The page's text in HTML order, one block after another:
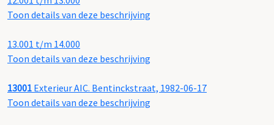
Toon details van deze beschrijving
13.001 t/m 14.000
Toon details van deze beschrijving
13001 Exterieur AIC. Bentinckstraat, 1982-06-17
Toon details van deze beschrijving